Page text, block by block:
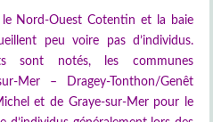
le Nord-Ouest Cotentin et la baie
peu voire pas d’individus.
sont notés, les communes
Mer – Dragey-Tonthon/Genêt
et de Graye-sur-Mer pour le